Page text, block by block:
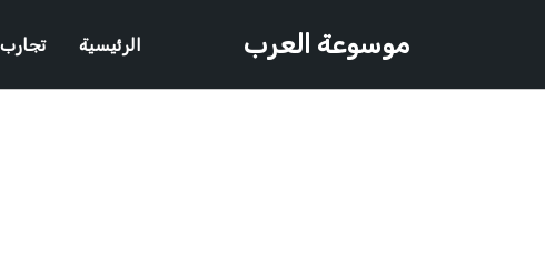
موسوعة العرب الرئيسية تجارب